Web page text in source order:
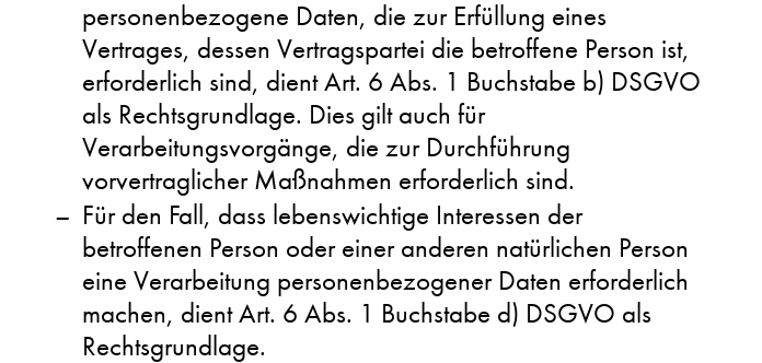
personenbezogene Daten, die zur Erfüllung eines
Vertrages, dessen Vertragspartei die betroffene Person ist,
erforderlich sind, dient Art. 6 Abs. 1 Buchstabe b) DSGVO
als Rechtsgrundlage. Dies gilt auch für
Verarbeitungsvorgänge, die zur Durchführung
vorvertraglicher Maßnahmen erforderlich sind.
Für den Fall, dass lebenswichtige Interessen der
betroffenen Person oder einer anderen natürlichen Person
eine Verarbeitung personenbezogener Daten erforderlich
machen, dient Art. 6 Abs. 1 Buchstabe d) DSGVO als
Rechtsgrundlage.